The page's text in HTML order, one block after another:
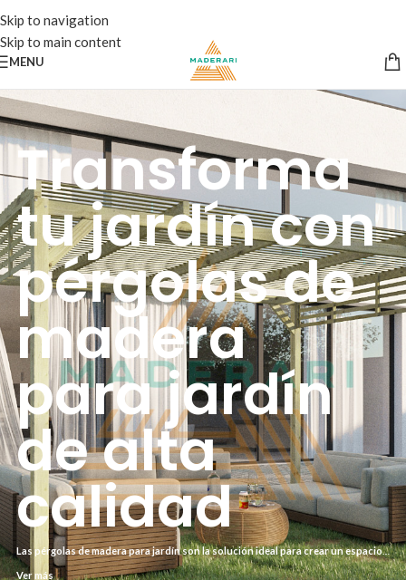
Skip to navigation
Skip to main content
MENU
Transforma
tu jardín con
pérgolas de
madera
para jardín
de alta
calidad
Las pérgolas de madera para jardín son la solución ideal para crear un espacio
de sombra y confort en tu exterior. Con una instalación profesional, olvídate de
Ver más